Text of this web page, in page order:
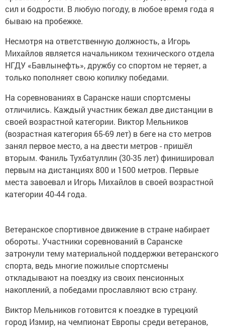
сил и бодрости. В любую погоду, в любое время года я
бываю на пробежке.
Несмотря на ответственную должность, а Игорь
Михайлов является начальником технического отдела
НГДУ «Бавлынефть», дружбу со спортом не теряет, а
только пополняет свою копилку победами.
На соревнованиях в Саранске наши спортсмены
отличились. Каждый участник бежал две дистанции в
своей возрастной категории. Виктор Мельников
(возрастная категория 65-69 лет) в беге на сто метров
занял первое место, а на двести метров - пришёл
вторым. Фаниль Тухбатуллин (30-35 лет) финишировал
первым на дистанциях 800 и 1500 метров. Первые
места завоевал и Игорь Михайлов в своей возрастной
категории 40-44 года.
Ветеранское спортивное движение в стране набирает
обороты. Участники соревнований в Саранске
затронули тему материальной поддержки ветеранского
спорта, ведь многие пожилые спортсмены
откладывают на поездку из своих пенсионных
накоплений, а победами прославляют всю страну.
Виктор Мельников готовится к поездке в турецкий
город Измир, на чемпионат Европы среди ветеранов,